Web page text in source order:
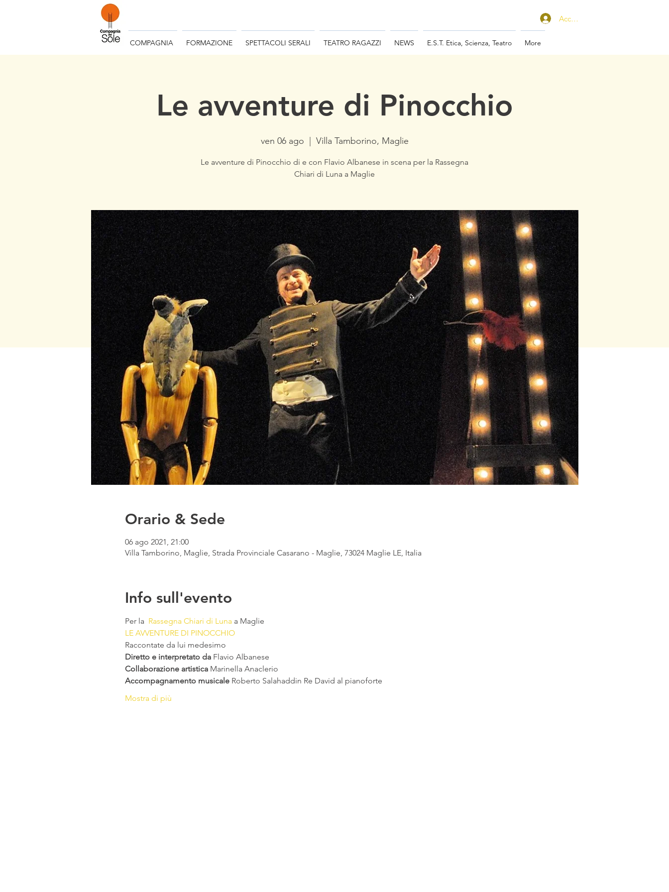
COMPAGNIA FORMAZIONE SPETTACOLI SERALI TEATRO RAGAZZI NEWS E.S.T. Etica, Scienza, Teatro More
Accedi
Le avventure di Pinocchio
ven 06 ago Villa Tamborino, Maglie
Le avventure di Pinocchio di e con Flavio Albanese in scena per la Rassegna
Orario & Sede
06 ago 2021, 21:00
Villa Tamborino, Maglie, Strada Provinciale Casarano - Maglie, 73024 Maglie LE, Italia
Info sull'evento
Per la Rassegna Chiari di Luna a Maglie
LE AVVENTURE DI PINOCCHIO
Raccontate da lui medesimo
Diretto e interpretato da Flavio Albanese
Collaborazione artistica Marinella Anaclerio
Accompagnamento musicale Roberto Salahaddin Re David al pianoforte
Mostra di più